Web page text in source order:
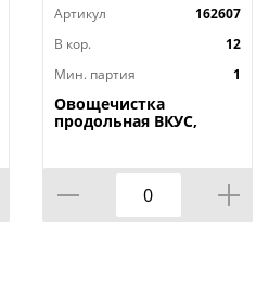
Артикул
162607
В кор.
12
Мин. партия
1
Овощечистка
продольная ВКУС,